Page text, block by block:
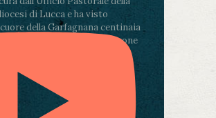
di Lucca e ha visto
della Garfagnana centinaia
sanitari, volontari e persone